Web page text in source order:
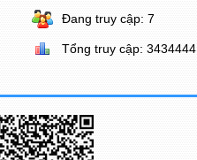
Đang truy cập: 7
Tổng truy cập: 3434444